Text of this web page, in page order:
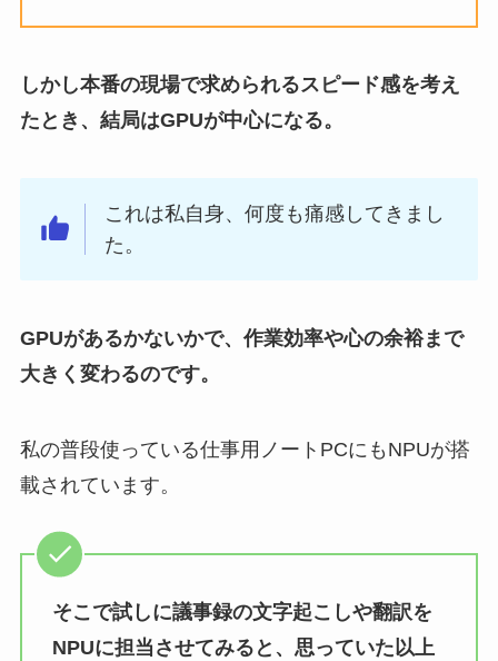
しかし本番の現場で求められるスピード感を考え
たとき、結局はGPUが中心になる。
これは私自身、何度も痛感してきまし
た。
GPUがあるかないかで、作業効率や心の余裕まで
大きく変わるのです。
私の普段使っている仕事用ノートPCにもNPUが搭
載されています。
そこで試しに議事録の文字起こしや翻訳を
NPUに担当させてみると、思っていた以上